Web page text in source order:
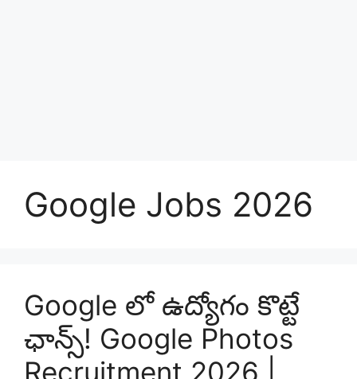
Google Jobs 2026
Google లో ఉద్యోగం కొట్టే
ఛాన్స్! Google Photos
Recruitment 2026 |